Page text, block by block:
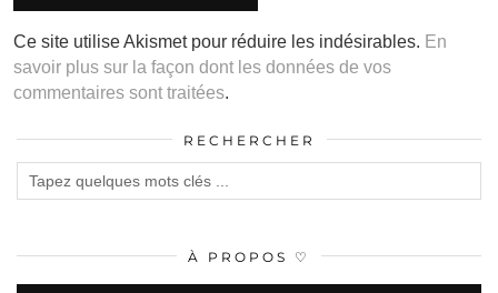
Ce site utilise Akismet pour réduire les indésirables. En
savoir plus sur la façon dont les données de vos
commentaires sont traitées.
RECHERCHER
À PROPOS ♡